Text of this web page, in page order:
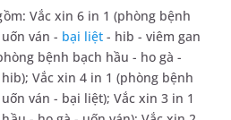
Vắc xin 6 in 1 (phòng bệnh
ván - bại liệt - hib - viêm gan
bệnh bạch hầu - ho gà -
Vắc xin 4 in 1 (phòng bệnh
ván - bại liệt); Vắc xin 3 in 1